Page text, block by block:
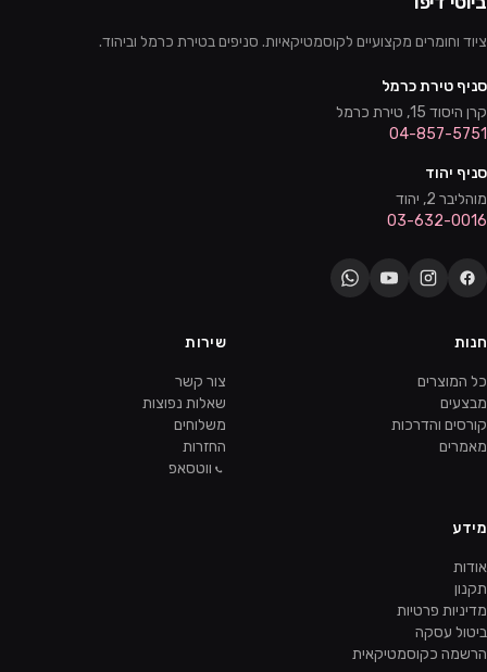
ציוד וחומרים מקצועיים לקוסמטיקאיות. סניפים בטירת כרמל וביהוד.
סניף טירת כרמל
קרן היסוד 15, טירת כרמל
04-857-5751
סניף יהוד
מוהליבר 2, יהוד
03-632-0016
חנות
כל המוצרים
מבצעים
קורסים והדרכות
מאמרים
שירות
צור קשר
שאלות נפוצות
משלוחים
החזרות
ווטסאפ
מידע
אודות
תקנון
מדיניות פרטיות
ביטול עסקה
הרשמה כקוסמטיקאית